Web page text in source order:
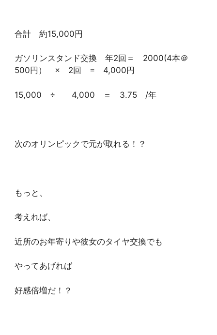
合計 約15,000円
ガソリンスタンド交換 年2回＝ 2000(4本＠
500円） × 2回 = 4,000円
15,000 ÷ 4,000 ＝ 3.75 /年
次のオリンピックで元が取れる！？
もっと、
考えれば、
近所のお年寄りや彼女のタイヤ交換でも
やってあげれば
好感倍増だ！？